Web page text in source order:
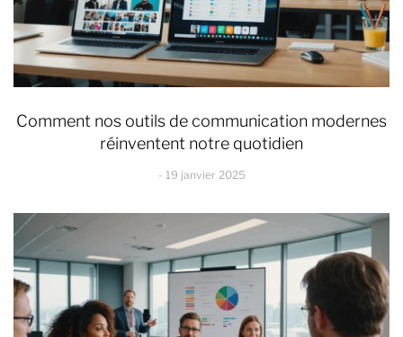
Comment nos outils de communication modernes
réinventent notre quotidien
19 janvier 2025